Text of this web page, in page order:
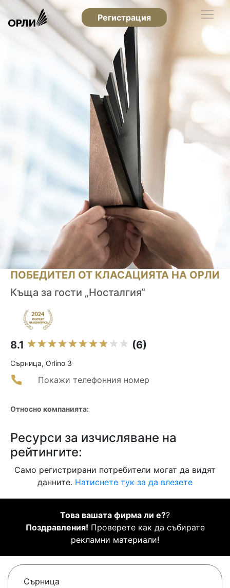
Регистрация
ПОБЕДИТЕЛ ОТ КЛАСАЦИЯТА НА ОРЛИ
Къща за гости „Носталгия“
8.1 (6)
Сърница, Orlino 3
Покажи телефонния номер
Относно компанията:
Ресурси за изчисляване на
рейтингите:
Само регистрирани потребители могат да видят
данните. Натиснете тук за да влезете
Това вашата фирма ли е??
Поздравления! Проверете как да събирате
рекламни материали!
Сърница